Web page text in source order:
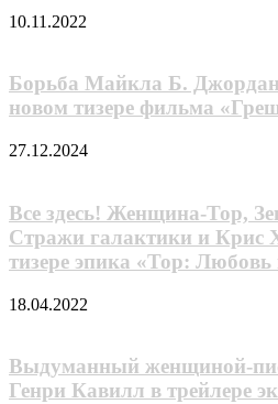
10.11.2022
Борьба Майкла Б.
новом тизере фильма
27.12.2024
Все здесь! Женщина-Тор,
Стражи галактики и Крис
тизере эпика «Тор: Любовь
18.04.2022
Выдуманный женщиной-
Генри Кавилл в трейлере